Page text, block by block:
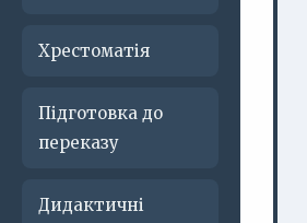
Хрестоматія
Підготовка до
переказу
Дидактичні